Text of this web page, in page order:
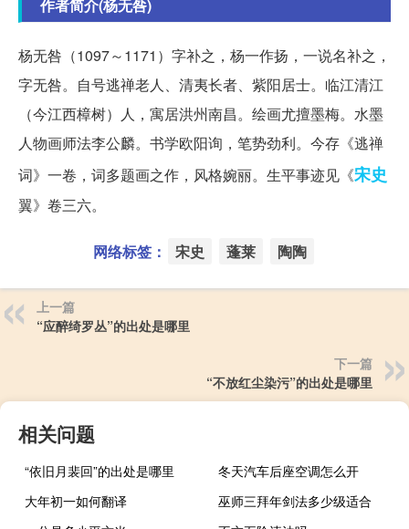
作者简介(杨无咎)
杨无咎（1097～1171）字补之，杨一作扬，一说名补之，
字无咎。自号逃禅老人、清夷长者、紫阳居士。临江清江
（今江西樟树）人，寓居洪州南昌。绘画尤擅墨梅。水墨
人物画师法李公麟。书学欧阳询，笔势劲利。今存《逃禅
词》一卷，词多题画之作，风格婉丽。生平事迹见《宋史
翼》卷三六。
网络标签： 宋史 蓬莱 陶陶
上一篇
“应醉绮罗丛”的出处是哪里
下一篇
“不放红尘染污”的出处是哪里
相关问题
“依旧月裴回”的出处是哪里
冬天汽车后座空调怎么开
大年初一如何翻译
巫师三拜年剑法多少级适合